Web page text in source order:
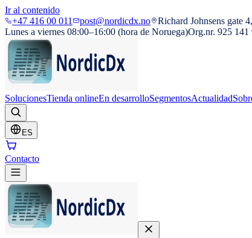
Ir al contenido
+47 416 00 011
post@nordicdx.no
Richard Johnsens gate
Lunes a viernes 08:00–16:00 (hora de Noruega)Org.nr. 925 141
SolucionesTienda onlineEn desarrolloSegmentosActualidad
ES
Contacto